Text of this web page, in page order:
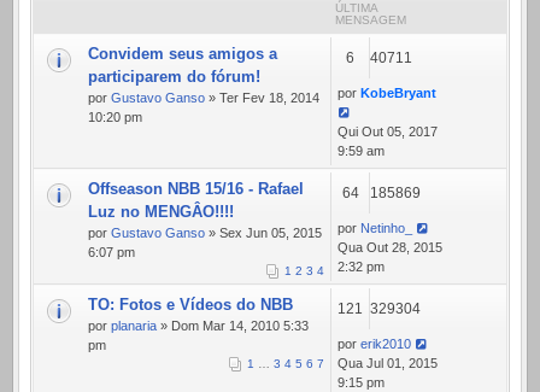
ÚLTIMA
MENSAGEM
Convidem seus amigos a
participarem do fórum!
por Gustavo Ganso » Ter Fev 18, 2014
10:20 pm
6 40711
por KobeBryant
Qui Out 05, 2017
9:59 am
Offseason NBB 15/16 - Rafael
Luz no MENGÂO!!!!
por Gustavo Ganso » Sex Jun 05, 2015
6:07 pm
1 2 3 4
64 185869
por Netinho_
Qua Out 28, 2015
2:32 pm
TO: Fotos e Vídeos do NBB
por planaria » Dom Mar 14, 2010 5:33
pm
1 … 3 4 5 6 7
121 329304
por erik2010
Qua Jul 01, 2015
9:15 pm